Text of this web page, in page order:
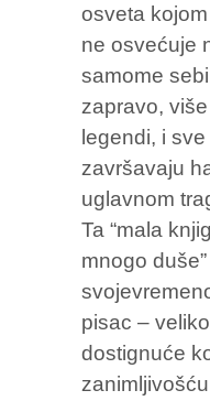
osveta
ne osvećuje
samome
zapravo,
legendi, i
završavaju
uglavnom
Ta “mala
mnogo
pisac –
dostignuće